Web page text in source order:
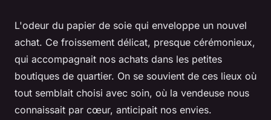
L'odeur du papier de soie qui enveloppe un nouvel
achat. Ce froissement délicat, presque cérémonieux,
qui accompagnait nos achats dans les petites
boutiques de quartier. On se souvient de ces lieux où
tout semblait choisi avec soin, où la vendeuse nous
connaissait par cœur, anticipait nos envies.